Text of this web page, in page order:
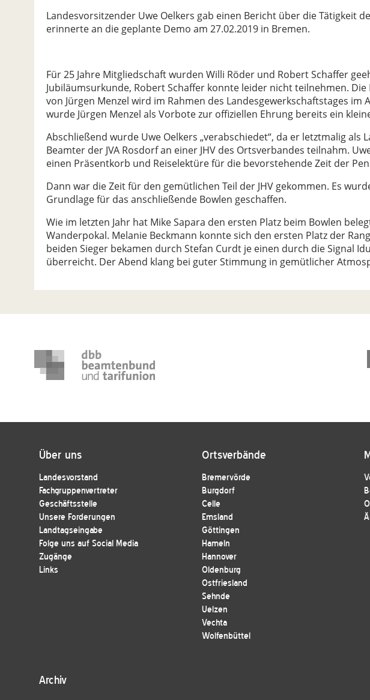
Landesvorsitzender Uwe Oelkers gab einen Bericht über die Tätigkeit
erinnerte an die geplante Demo am 27.02.2019 in Bremen.
Für 25 Jahre Mitgliedschaft wurden Willi Röder und Robert Schaffer
Jubiläumsurkunde, Robert Schaffer konnte leider nicht teilnehmen.
von Jürgen Menzel wird im Rahmen des Landesgewerkschaftstages
wurde Jürgen Menzel als Vorbote zur offiziellen Ehrung bereits ein
Abschließend wurde Uwe Oelkers „verabschiedet“, da er letztmalig als
Beamter der JVA Rosdorf an einer JHV des Ortsverbandes teilnahm.
einen Präsentkorb und Reiselektüre für die bevorstehende Zeit der
Dann war die Zeit für den gemütlichen Teil der JHV gekommen. Es
Grundlage für das anschließende Bowlen geschaffen.
Wie im letzten Jahr hat Mike Sapara den ersten Platz beim Bowlen
Wanderpokal. Melanie Beckmann konnte sich den ersten Platz der
beiden Sieger bekamen durch Stefan Curdt je einen durch die Signal
überreicht. Der Abend klang bei guter Stimmung in gemütlicher
Über uns
Landesvorstand
Fachgruppenvertreter
Geschäftsstelle
Unsere Forderungen
Landtagseingabe
Folge uns auf Social Media
Zugänge
Links
Ortsverbände
Bremervörde
Burgdorf
Celle
Emsland
Göttingen
Hameln
Hannover
Oldenburg
Ostfriesland
Sehnde
Uelzen
Vechta
Wolfenbüttel
Archiv